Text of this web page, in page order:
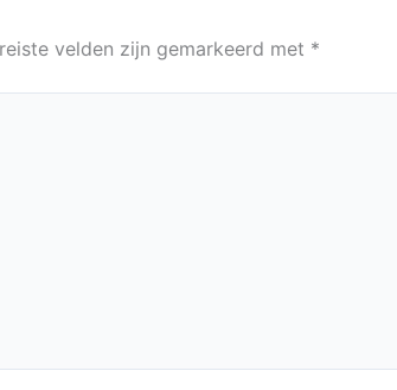
velden zijn gemarkeerd met *